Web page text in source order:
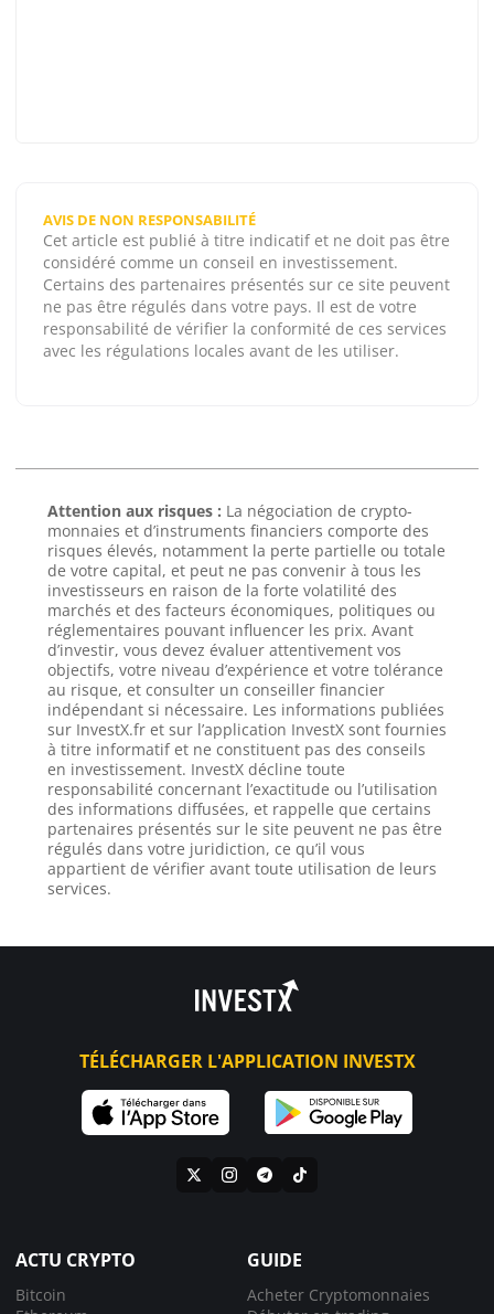
AVIS DE NON RESPONSABILITÉ
Cet article est publié à titre indicatif et ne doit pas être
considéré comme un conseil en investissement.
Certains des partenaires présentés sur ce site peuvent
ne pas être régulés dans votre pays. Il est de votre
responsabilité de vérifier la conformité de ces services
avec les régulations locales avant de les utiliser.
Attention aux risques : La négociation de crypto-
monnaies et d’instruments financiers comporte des
risques élevés, notamment la perte partielle ou totale
de votre capital, et peut ne pas convenir à tous les
investisseurs en raison de la forte volatilité des
marchés et des facteurs économiques, politiques ou
réglementaires pouvant influencer les prix. Avant
d’investir, vous devez évaluer attentivement vos
objectifs, votre niveau d’expérience et votre tolérance
au risque, et consulter un conseiller financier
indépendant si nécessaire. Les informations publiées
sur InvestX.fr et sur l’application InvestX sont fournies
à titre informatif et ne constituent pas des conseils
en investissement. InvestX décline toute
responsabilité concernant l’exactitude ou l’utilisation
des informations diffusées, et rappelle que certains
partenaires présentés sur le site peuvent ne pas être
régulés dans votre juridiction, ce qu’il vous
appartient de vérifier avant toute utilisation de leurs
services.
TÉLÉCHARGER L'APPLICATION INVESTX
ACTU CRYPTO
Bitcoin
GUIDE
Acheter Cryptomonnaies